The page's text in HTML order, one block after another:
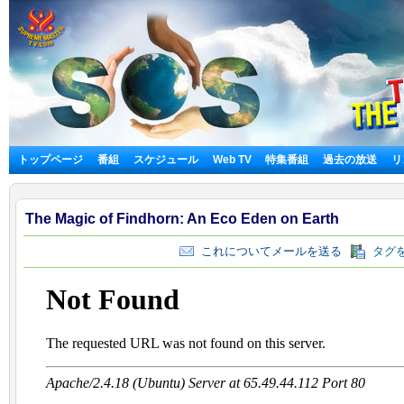
トップページ 番組 スケジュール Web TV 特集番組 過去の放送
The Magic of Findhorn: An Eco Eden on Earth
これについてメールを送る タグ